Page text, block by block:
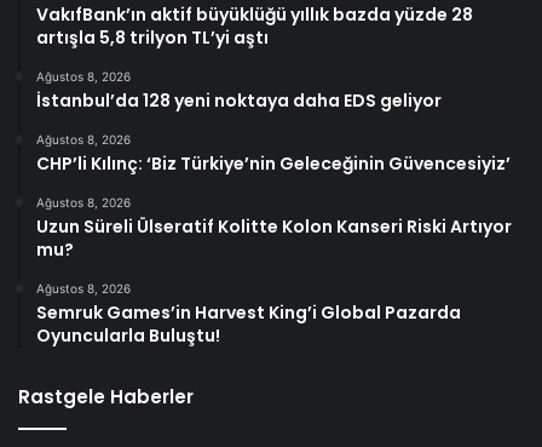
VakıfBank’ın aktif büyüklüğü yıllık bazda yüzde 28
artışla 5,8 trilyon TL’yi aştı
Ağustos 8, 2026
İstanbul’da 128 yeni noktaya daha EDS geliyor
Ağustos 8, 2026
CHP’li Kılınç: ‘Biz Türkiye’nin Geleceğinin Güvencesiyiz’
Ağustos 8, 2026
Uzun Süreli Ülseratif Kolitte Kolon Kanseri Riski Artıyor
mu?
Ağustos 8, 2026
Semruk Games’in Harvest King’i Global Pazarda
Oyuncularla Buluştu!
Rastgele Haberler